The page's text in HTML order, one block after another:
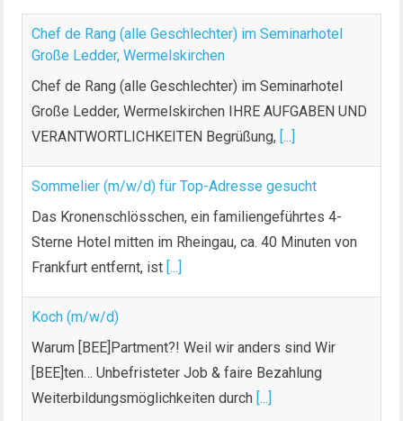
Chef de Rang (alle Geschlechter) im Seminarhotel
Große Ledder, Wermelskirchen
Chef de Rang (alle Geschlechter) im Seminarhotel
Große Ledder, Wermelskirchen IHRE AUFGABEN UND
VERANTWORTLICHKEITEN Begrüßung, [...]
Sommelier (m/w/d) für Top-Adresse gesucht
Das Kronenschlösschen, ein familiengeführtes 4-
Sterne Hotel mitten im Rheingau, ca. 40 Minuten von
Frankfurt entfernt, ist [...]
Koch (m/w/d)
Warum [BEE]Partment?! Weil wir anders sind Wir
[BEE]ten… Unbefristeter Job & faire Bezahlung
Weiterbildungsmöglichkeiten durch [...]